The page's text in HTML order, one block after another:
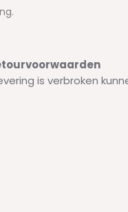
is verbroken